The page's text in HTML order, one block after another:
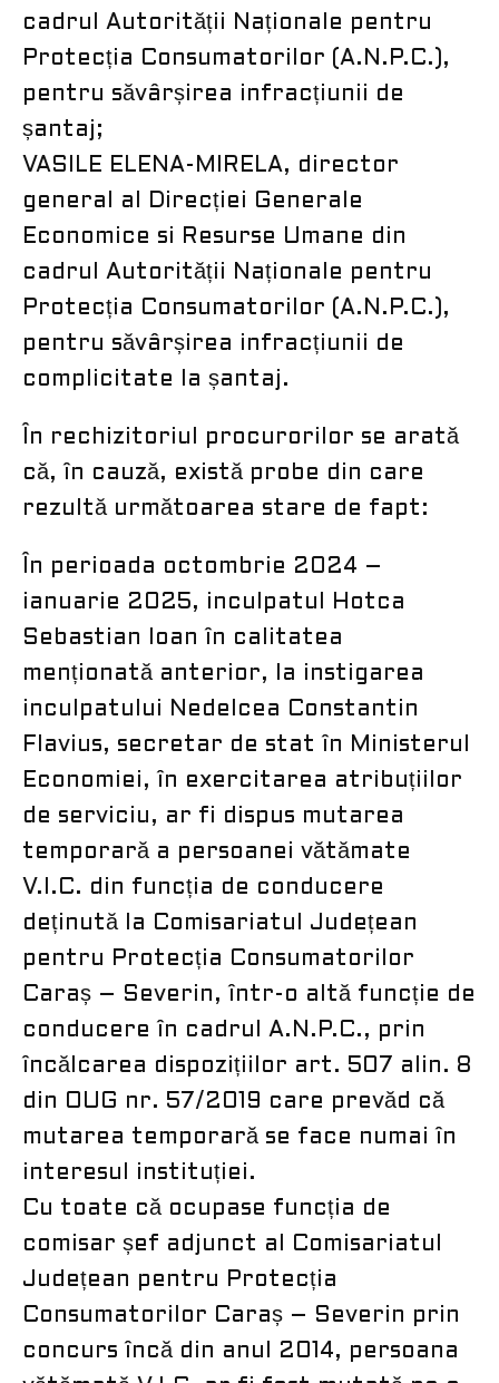
cadrul Autorității Naționale pentru
Protecția Consumatorilor (A.N.P.C.),
pentru săvârșirea infracțiunii de
șantaj;
VASILE ELENA-MIRELA, director
general al Direcției Generale
Economice si Resurse Umane din
cadrul Autorității Naționale pentru
Protecția Consumatorilor (A.N.P.C.),
pentru săvârșirea infracțiunii de
complicitate la șantaj.
În rechizitoriul procurorilor se arată
că, în cauză, există probe din care
rezultă următoarea stare de fapt:
În perioada octombrie 2024 –
ianuarie 2025, inculpatul Hotca
Sebastian Ioan în calitatea
menționată anterior, la instigarea
inculpatului Nedelcea Constantin
Flavius, secretar de stat în Ministerul
Economiei, în exercitarea atribuțiilor
de serviciu, ar fi dispus mutarea
temporară a persoanei vătămate
V.I.C. din funcția de conducere
deținută la Comisariatul Județean
pentru Protecția Consumatorilor
Caraș – Severin, într-o altă funcție de
conducere în cadrul A.N.P.C., prin
încălcarea dispozițiilor art. 507 alin. 8
din OUG nr. 57/2019 care prevăd că
mutarea temporară se face numai în
interesul instituției.
Cu toate că ocupase funcția de
comisar șef adjunct al Comisariatul
Județean pentru Protecția
Consumatorilor Caraș – Severin prin
concurs încă din anul 2014, persoana